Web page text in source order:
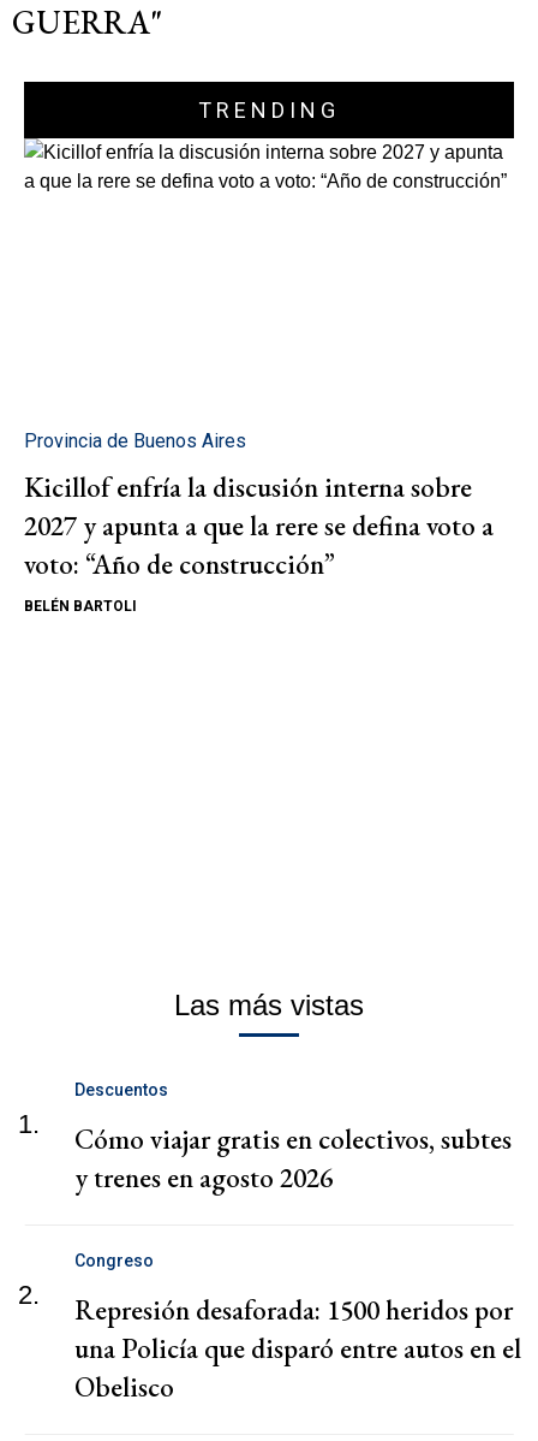
GUERRA"
TRENDING
Provincia de Buenos Aires
Kicillof enfría la discusión interna sobre
2027 y apunta a que la rere se defina voto a
voto: “Año de construcción”
BELÉN BARTOLI
Las más vistas
1.
Descuentos
Cómo viajar gratis en colectivos, subtes
y trenes en agosto 2026
2.
Congreso
Represión desaforada: 1500 heridos por
una Policía que disparó entre autos en el
Obelisco